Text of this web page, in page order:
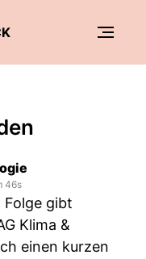
46s
Folge gibt
Klima &
einen kurzen